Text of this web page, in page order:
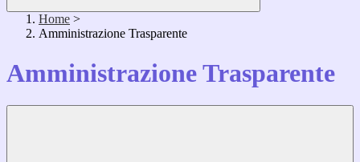
Home >
Amministrazione Trasparente
Amministrazione Trasparente